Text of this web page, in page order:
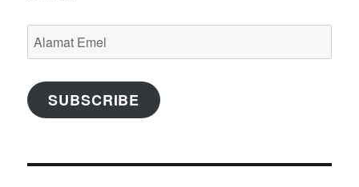
Alamat
Emel
SUBSCRIBE